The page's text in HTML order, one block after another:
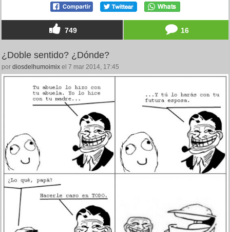
749 16
¿Doble sentido? ¿Dónde?
por diosdelhumoimix el 7 mar 2014, 17:45